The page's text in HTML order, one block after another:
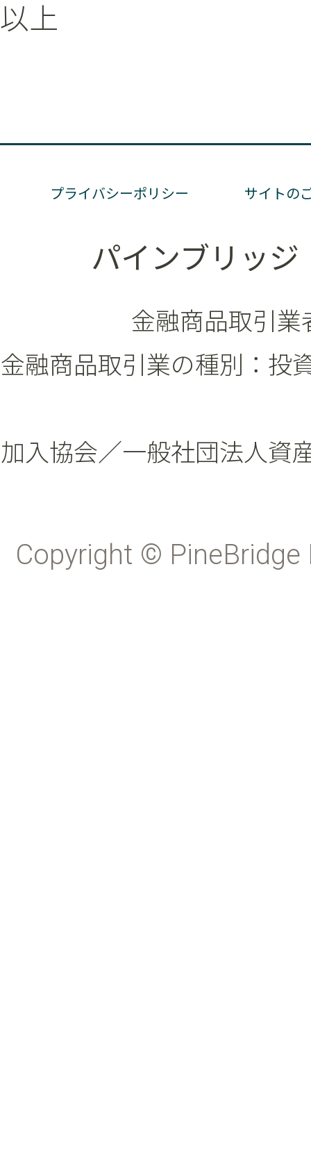
以上
プライバシーポリシー サイトの
パインブリッ
金融商品取引
金融商品取引業の種別：投
加入協会／一般社団法人資
Copyright ©